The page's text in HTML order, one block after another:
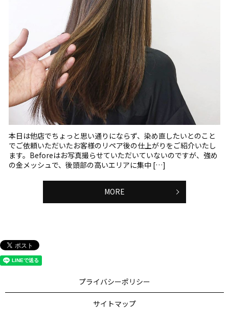
本日は他店でちょっと思い通りにならず、染め直したいとのこと
でご依頼いただいたお客様のリペア後の仕上がりをご紹介いたし
ます。Beforeはお写真撮らせていただいていないのですが、強め
の金メッシュで、後頭部の高いエリアに集中 […]
MORE
プライバシーポリシー
サイトマップ